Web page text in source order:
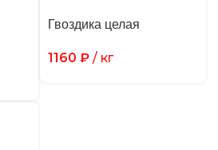
Гвоздика целая
1160 ₽ / кг